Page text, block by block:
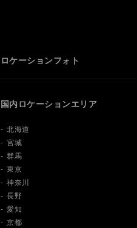
ロケーションフォト
国内 ロケーションエリア
北海道
宮城
群馬
東京
神奈川
長野
愛知
京都